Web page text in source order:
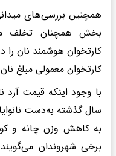
همچنین بررسی‌های
بخش همچنان تخلف
کارتخوان هوشمند نان
کارتخوان معمولی مبلغ
با وجود اینکه قیمت آرد
سال گذشته به‌دست
به کاهش وزن چانه و
برخی شهروندان